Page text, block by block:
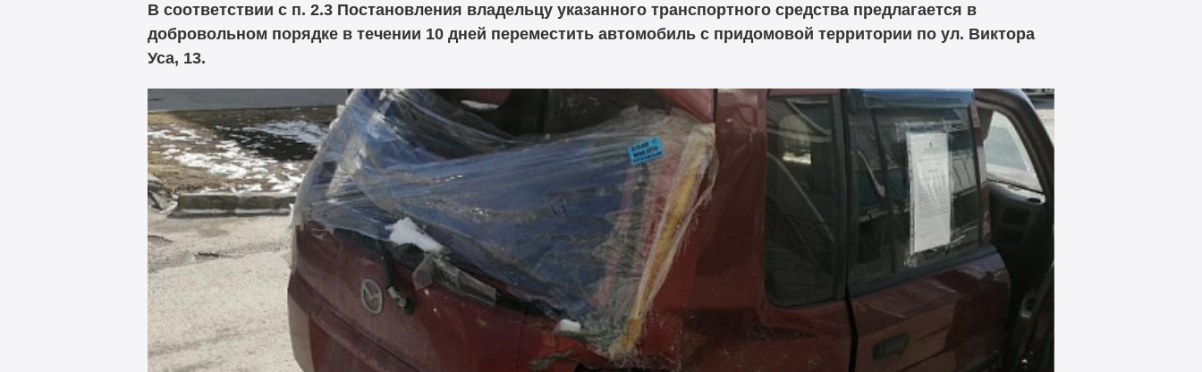
В соответствии с п. 2.3 Постановления владельцу указанного транспортного средства предлагается в
добровольном порядке в течении 10 дней переместить автомобиль с придомовой территории по ул. Виктора
Уса, 13.